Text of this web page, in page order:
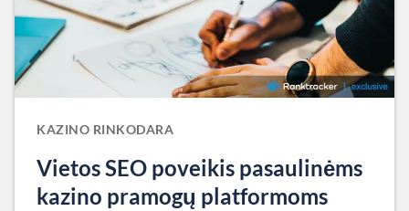
KAZINO RINKODARA
Vietos SEO poveikis pasaulinėms
kazino pramogų platformoms